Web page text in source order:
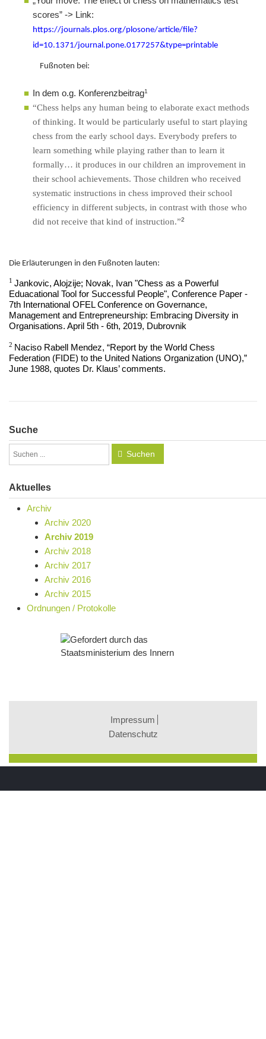
scores” -> Link:
https://journals.plos.org/plosone/article/file?
id=10.1371/journal.pone.0177257&type=printable
Fußnoten bei:
In dem o.g. Konferenzbeitrag1
“Chess helps any human being to elaborate exact methods
of thinking. It would be particularly useful to start playing
chess from the early school days. Everybody prefers to
learn something while playing rather than to learn it
formally… it produces in our children an improvement in
their school achievements. Those children who received
systematic instructions in chess improved their school
efficiency in different subjects, in contrast with those who
did not receive that kind of instruction.”2
Die Erläuterungen in den Fußnoten lauten:
1 Jankovic, Alojzije; Novak, Ivan "Chess as a Powerful
Eduacational Tool for Successful People", Conference Paper -
7th International OFEL Conference on Governance,
Management and Entrepreneurship: Embracing Diversity in
Organisations. April 5th - 6th, 2019, Dubrovnik
2 Naciso Rabell Mendez, “Report by the World Chess
Federation (FIDE) to the United Nations Organization (UNO),”
June 1988, quotes Dr. Klaus’ comments.
Suche
Suchen
Aktuelles
Archiv
Archiv 2020
Archiv 2019
Archiv 2018
Archiv 2017
Archiv 2016
Archiv 2015
Ordnungen / Protokolle
Impressum
Datenschutz